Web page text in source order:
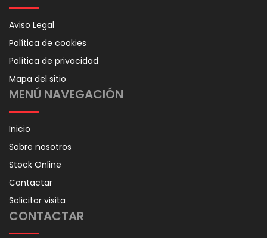
Aviso Legal
Política de cookies
Política de privacidad
Mapa del sitio
MENÚ NAVEGACIÓN
Inicio
Sobre nosotros
Stock Online
Contactar
Solicitar visita
CONTACTAR